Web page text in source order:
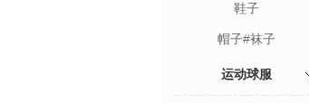
鞋子
帽子#袜子
运动球服